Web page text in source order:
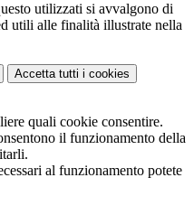
utilizzati si avvalgono di
utili alle finalità illustrate nella
Accetta tutti i cookies
quali cookie consentire.
il funzionamento della
al funzionamento potete